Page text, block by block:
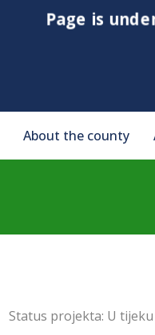
Page is
About the county
Status projekta: U tijeku